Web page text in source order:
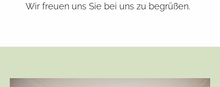
Wir freuen uns Sie bei uns zu begrüßen.